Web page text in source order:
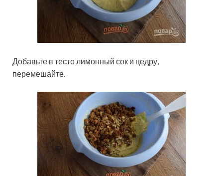
Добавьте в тесто лимонный сок и цедру,
перемешайте.